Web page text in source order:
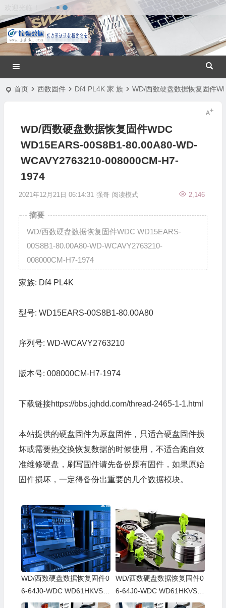
首页 西数固件 Df4 PL4K 家 族 WD/西数硬盘数据恢复固件
WD/西数硬盘数据恢复固件WDC
WD15EARS-00S8B1-80.00A80-WD-
WCAVY2763210-008000CM-H7-
1974
2021年12月21日 06:14:31 强哥 2,146
阅读模式
摘要
WD/西数硬盘数据恢复固件WDC WD15EARS-
00S8B1-80.00A80-WD-WCAVY2763210-
008000CM-H7-1974
家族: Df4 PL4K
型号: WD15EARS-00S8B1-80.00A80
序列号: WD-WCAVY2763210
版本号: 008000CM-H7-1974
下载链接https://bbs.jqhdd.com/thread-2465-1-1.html
本站提供的硬盘固件为原盘固件，只适合硬盘固件损
坏或需要热交换恢复数据的时候使用，不适合跑自效
准维修硬盘，刷写固件请先备份原有固件，如果原始
固件损坏，一定得备份出重要的几个数据模块。
WD/西数硬盘数据恢复固件0
6-64J0-WDC WD61HKVS-7
8AUSY0-80-00A80-WD-WX
WD/西数硬盘数据恢复固件0
6-64J0-WDC WD61HKVS-7
8AUSY0-80-00A80-WD-WX